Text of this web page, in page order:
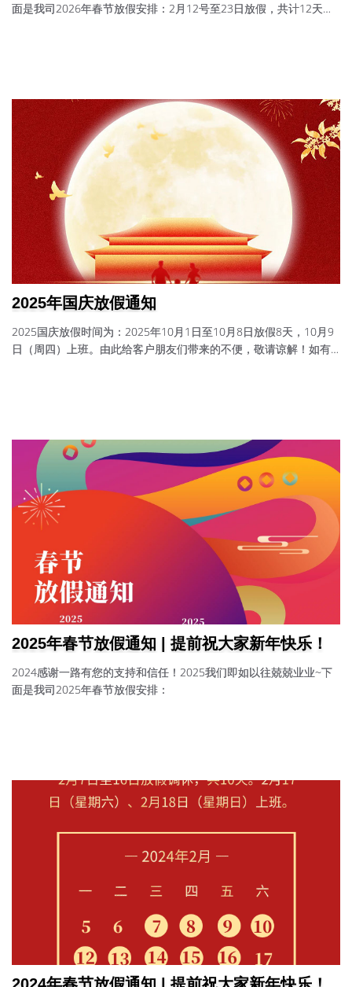
面是我司2026年春节放假安排：2月12号至23日放假，共计12天。2
2025年国庆放假通知
2025国庆放假时间为：2025年10月1日至10月8日放假8天，10月9
日（周四）上班。由此给客户朋友们带来的不便，敬请谅解！如有
2025年春节放假通知 | 提前祝大家新年快乐！
2024感谢一路有您的支持和信任！2025我们即如以往兢兢业业~下
面是我司2025年春节放假安排：